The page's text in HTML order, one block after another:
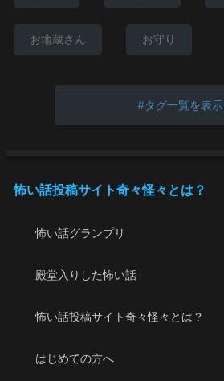
お地蔵さん お守り
タグ一覧を表示
怖い話投稿サイト奇々怪々とは？
怖い話グランプリ
殿堂入りした怖い話
怖い話投稿サイト奇々怪々とは？
はじめての方へ